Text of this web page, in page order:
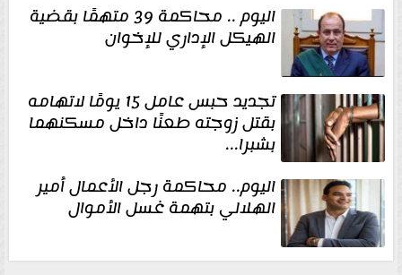
اليوم .. محاكمة 39 متهمًا بقضية
الهيكل الإداري للإخوان
تجديد حبس عامل 15 يومًا لاتهامه
بقتل زوجته طعنًا داخل مسكنهما
بشبرا...
اليوم.. محاكمة رجل الأعمال أمير
الهلالي بتهمة غسل الأموال